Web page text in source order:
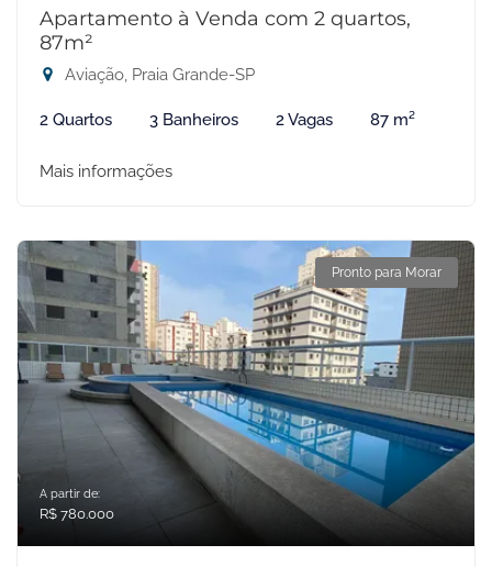
Apartamento à Venda com 2 quartos,
87m²
Aviação, Praia Grande-SP
2 Quartos 3 Banheiros 2 Vagas 87 m²
Mais informações
Pronto para Morar
A partir de:
R$ 780.000